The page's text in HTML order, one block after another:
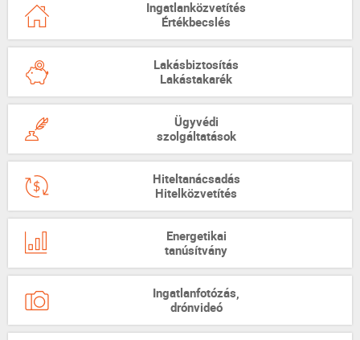
Ingatlanközvetítés
Értékbecslés
Lakásbiztosítás
Lakástakarék
Ügyvédi
szolgáltatások
Hiteltanácsadás
Hitelközvetítés
Energetikai
tanúsítvány
Ingatlanfotózás,
drónvideó